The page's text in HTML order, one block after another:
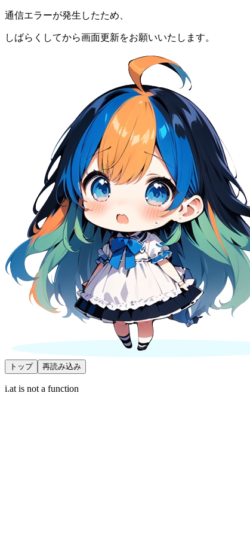
通信エラーが発生したため、
しばらくしてから画面更新をお願いいたします。
トップ 再読み込み
i.at is not a function